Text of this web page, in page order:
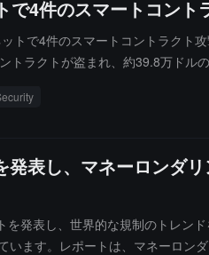
4件のスマートコン
で4件のスマートコントラクト
ラクトが盗まれ、約39.8万ド
表し、マネーロンダ
発表し、世界的な規制のトレン
ます。レポートは、マネーロ